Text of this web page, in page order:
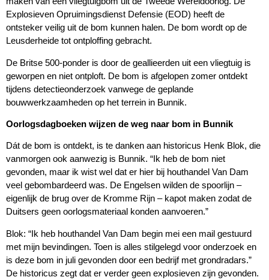
Explosieven Opruimingsdienst Defensie (EOD) heeft de
ontsteker veilig uit de bom kunnen halen. De bom wordt op de
Leusderheide tot ontploffing gebracht.
De Britse 500-ponder is door de geallieerden uit een vliegtuig is
geworpen en niet ontploft. De bom is afgelopen zomer ontdekt
tijdens detectieonderzoek vanwege de geplande
bouwwerkzaamheden op het terrein in Bunnik.
Oorlogsdagboeken wijzen de weg naar bom in Bunnik
Dát de bom is ontdekt, is te danken aan historicus Henk Blok, die
vanmorgen ook aanwezig is Bunnik. “Ik heb de bom niet
gevonden, maar ik wist wel dat er hier bij houthandel Van Dam
veel gebombardeerd was. De Engelsen wilden de spoorlijn –
eigenlijk de brug over de Kromme Rijn – kapot maken zodat de
Duitsers geen oorlogsmateriaal konden aanvoeren.”
Blok: “Ik heb houthandel Van Dam begin mei een mail gestuurd
met mijn bevindingen. Toen is alles stilgelegd voor onderzoek en
is deze bom in juli gevonden door een bedrijf met grondradars.”
De historicus zegt dat er verder geen explosieven zijn gevonden.